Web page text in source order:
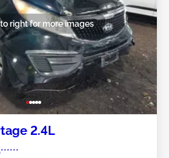
right for more images
2.4L